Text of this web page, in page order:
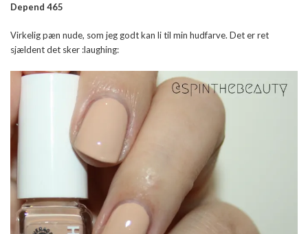
Depend 465
Virkelig pæn nude, som jeg godt kan li til min hudfarve. Det er ret
sjældent det sker :laughing: